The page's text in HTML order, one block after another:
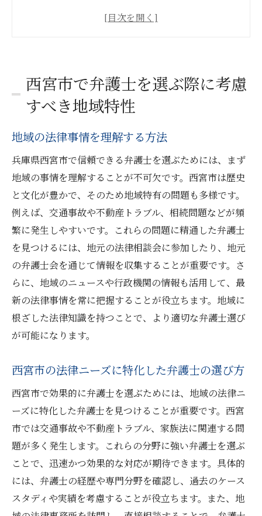
地元での評判が弁護士選びに与える影響
法律問題をスムーズに解決するための弁護士の
インターネットを活用した弁護士検索のコ
ツ
口コミや紹介を利用する重要性
初回相談で確認すべき質問
専門分野が法律問題の解決に与える影響
スムーズな法律問題解決へのアプローチ方
法
信頼関係を築くためのコミュニケーション
信頼できる弁護士とは？選択基準を詳しく解説
弁護士選びで考慮する専門性の重要性
倫理観と誠実さが信頼に与える影響
信頼できる弁護士のコミュニケーション能
力
顧客の声を重視した選び方
法律相談を成功に導くために知っておくべきポ
イント
法律相談前に準備しておくべき資料
西宮市で弁護士を選ぶ際に考慮
すべき地域特性
地域の法律事情を理解する方法
兵庫県西宮市で信頼できる弁護士を選ぶためには、まず
地域の事情を理解することが不可欠です。西宮市は歴史
と文化が豊かで、そのため地域特有の問題も多様です。
例えば、交通事故や不動産トラブル、相続問題などが頻
繁に発生しやすいです。これらの問題に精通した弁護士
を見つけるには、地元の法律相談会に参加したり、地元
の弁護士会を通じて情報を収集することが重要です。さ
らに、地域のニュースや行政機関の情報も活用して、最
新の法律事情を常に把握することが役立ちます。地域に
根ざした法律知識を持つことで、より適切な弁護士選び
が可能になります。
西宮市の法律ニーズに特化した弁護士の選び方
西宮市で効果的に弁護士を選ぶためには、地域の法律ニ
ーズに特化した弁護士を見つけることが重要です。西宮
市では交通事故や不動産トラブル、家族法に関連する問
題が多く発生します。これらの分野に強い弁護士を選ぶ
ことで、迅速かつ効果的な対応が期待できます。具体的
には、弁護士の経歴や専門分野を確認し、過去のケース
スタディや実績を考慮することが役立ちます。また、地